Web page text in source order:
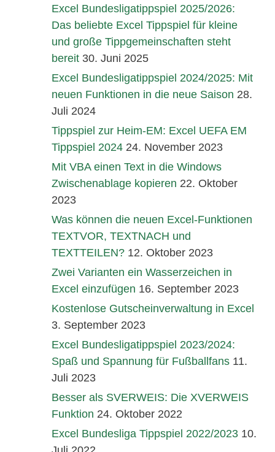
Excel Bundesligatippspiel 2025/2026:
Das beliebte Excel Tippspiel für kleine
und große Tippgemeinschaften steht
bereit 30. Juni 2025
Excel Bundesligatippspiel 2024/2025: Mit
neuen Funktionen in die neue Saison 28.
Juli 2024
Tippspiel zur Heim-EM: Excel UEFA EM
Tippspiel 2024 24. November 2023
Mit VBA einen Text in die Windows
Zwischenablage kopieren 22. Oktober
2023
Was können die neuen Excel-Funktionen
TEXTVOR, TEXTNACH und
TEXTTEILEN? 12. Oktober 2023
Zwei Varianten ein Wasserzeichen in
Excel einzufügen 16. September 2023
Kostenlose Gutscheinverwaltung in Excel
3. September 2023
Excel Bundesligatippspiel 2023/2024:
Spaß und Spannung für Fußballfans 11.
Juli 2023
Besser als SVERWEIS: Die XVERWEIS
Funktion 24. Oktober 2022
Excel Bundesliga Tippspiel 2022/2023 10.